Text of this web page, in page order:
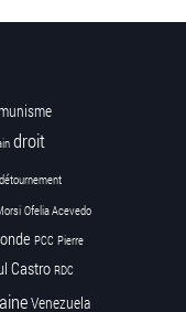
droit
détournement
Ofelia Acevedo
PCC Pierre
Castro RDC
Venezuela